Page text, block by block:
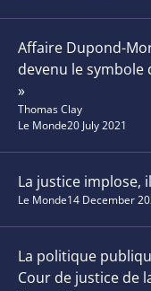
Affaire Dupond-
devenu le symbole
»
Thomas Clay
Le Monde20 July 2021
La justice implose,
Le Monde14 December
La politique
Cour de justice de